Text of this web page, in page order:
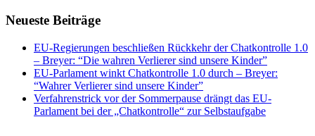
Neueste Beiträge
EU-Regierungen beschließen Rückkehr der Chatkontrolle 1.0
– Breyer: “Die wahren Verlierer sind unsere Kinder”
EU-Parlament winkt Chatkontrolle 1.0 durch – Breyer:
“Wahrer Verlierer sind unsere Kinder”
Verfahrenstrick vor der Sommerpause drängt das EU-
Parlament bei der „Chatkontrolle“ zur Selbstaufgabe